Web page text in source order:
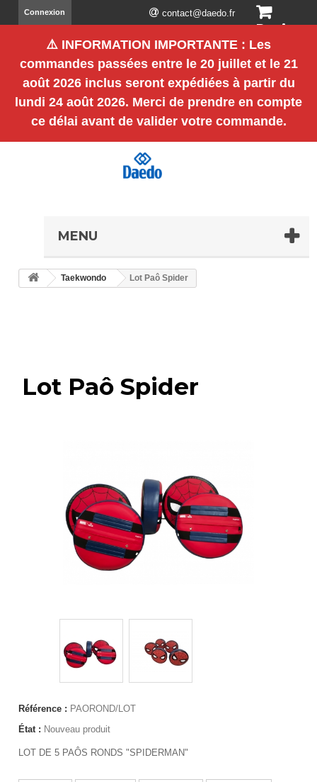
Panier
(vide)
Connexion contact@daedo.fr
⚠️ INFORMATION IMPORTANTE : Les
commandes passées entre le 20 juillet et le 21
août 2026 inclusseront expédiées à partir du
lundi 24 août 2026. Merci de prendre en compte
ce délai avant de valider votre commande.
MENU
Taekwondo Lot Paô Spider
Lot Paô Spider
Référence : PAOROND/LOT
État : Nouveau produit
LOT DE 5 PAÔS RONDS "SPIDERMAN"